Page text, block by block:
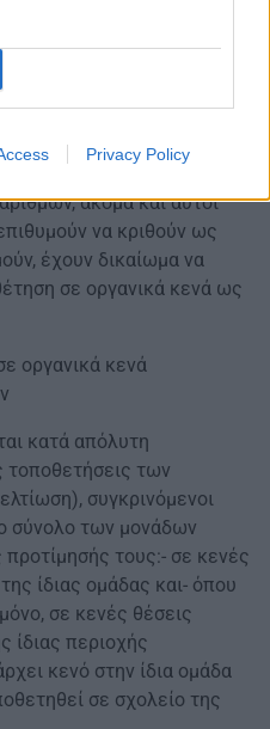
Privacy Policy
μονάδων για
υπεραρίθμων
ακόμα και αυτοί
να κριθούν ως
έχουν δικαίωμα να
σε οργανικά κενά ως
οργανικά κενά
κατά απόλυτη
τοποθετήσεις των
συγκρινόμενοι
σύνολο των μονάδων
τους:- σε κενές
ίδιας ομάδας και- όπου
σε κενές θέσεις
ίδιας περιοχής
κενό στην ίδια ομάδα
σε σχολείο της